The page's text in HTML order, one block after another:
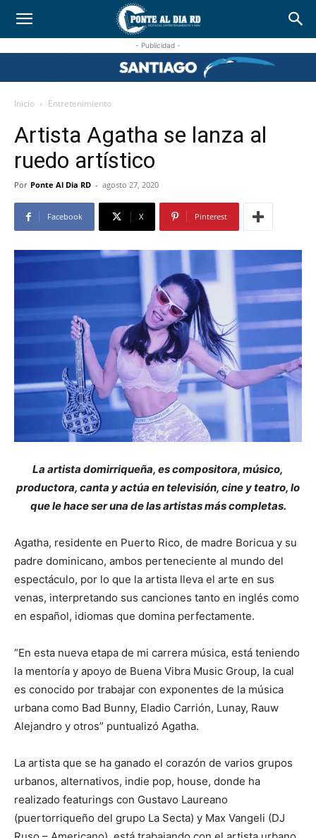
- Publicidad -
Inicio Entretenimiento
Artista Agatha se lanza al
ruedo artístico
Por Ponte Al Dia RD - agosto 27, 2020
Facebook X Pinterest
La artista domirriqueña, es compositora, músico,
productora, canta y actúa en televisión, cine y teatro, lo
que le hace ser una de las artistas más completas.
Agatha, residente en Puerto Rico, de madre Boricua y su
padre dominicano, ambos perteneciente al mundo del
espectáculo, por lo que la artista lleva el arte en sus
venas, interpretando sus canciones tanto en inglés como
en español, idiomas que domina perfectamente.
“En esta nueva etapa de mi carrera música, está teniendo
la mentoría y apoyo de Buena Vibra Music Group, la cual
es conocido por trabajar con exponentes de la música
urbana como Bad Bunny, Eladio Carrión, Lunay, Rauw
Alejandro y otros” puntualizó Agatha.
La artista que se ha ganado el corazón de varios grupos
urbanos, alternativos, indie pop, house, donde ha
realizado featurings con Gustavo Laureano
(puertorriqueño del grupo La Secta) y Max Vangeli (DJ